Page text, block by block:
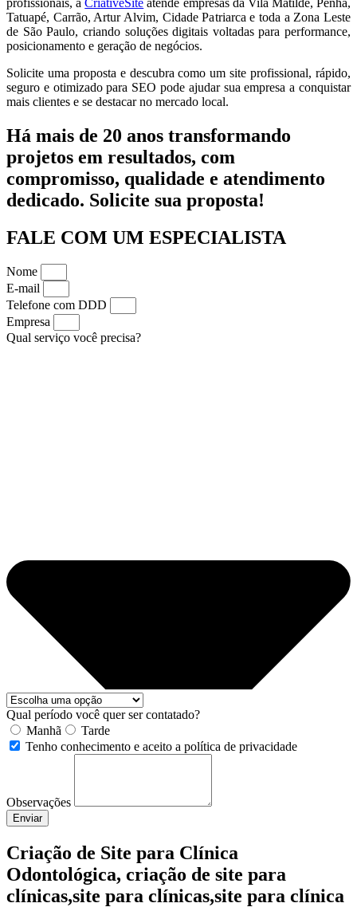
Tatuapé, Carrão, Artur Alvim, Cidade Patriarca e toda a Zona Leste
de São Paulo, criando soluções digitais voltadas para performance,
posicionamento e geração de negócios.
Solicite uma proposta e descubra como um site profissional, rápido,
seguro e otimizado para SEO pode ajudar sua empresa a conquistar
mais clientes e se destacar no mercado local.
Há mais de 20 anos transformando
projetos em resultados, com
compromisso, qualidade e atendimento
dedicado. Solicite sua proposta!
FALE COM UM ESPECIALISTA
Nome
E-mail
Telefone com DDD
Empresa
Qual serviço você precisa?
Qual período você quer ser contatado?
Manhã
Tarde
Tenho conhecimento e aceito a política de privacidade
Observações
Enviar
Criação de Site para Clínica
Odontológica, criação de site para
clínicas,site para clínicas,site para clínica